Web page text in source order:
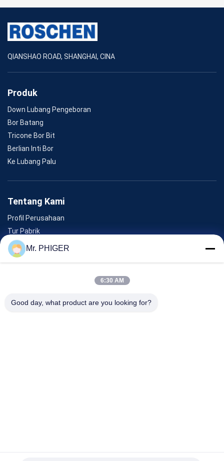
QIANSHAO ROAD, SHANGHAI, CINA
Produk
Down Lubang Pengeboran
Bor Batang
Tricone Bor Bit
Berlian Inti Bor
Ke Lubang Palu
Tentang Kami
Profil Perusahaan
Tur Pabrik
Kontrol Kualitas
Sitemap
Mr. PHIGER
6:30 AM
Good day, what product are you looking for?